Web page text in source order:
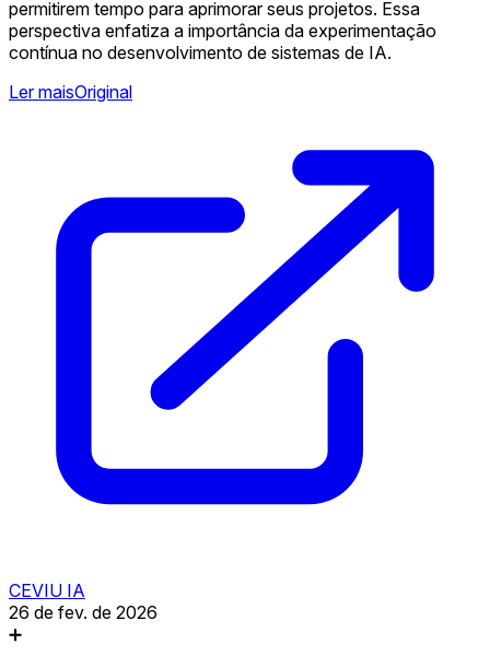
permitirem tempo para aprimorar seus projetos. Essa
perspectiva enfatiza a importância da experimentação
contínua no desenvolvimento de sistemas de IA.
Ler maisOriginal
CEVIU IA
26 de fev. de 2026
➕